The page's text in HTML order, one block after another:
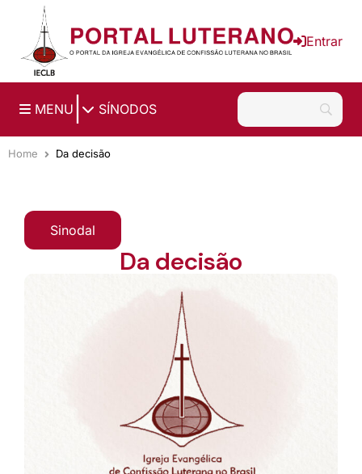
Ir para o conteúdo principal
Entrar
MENU SÍNODOS
Home Da decisão
Sinodal
Da decisão